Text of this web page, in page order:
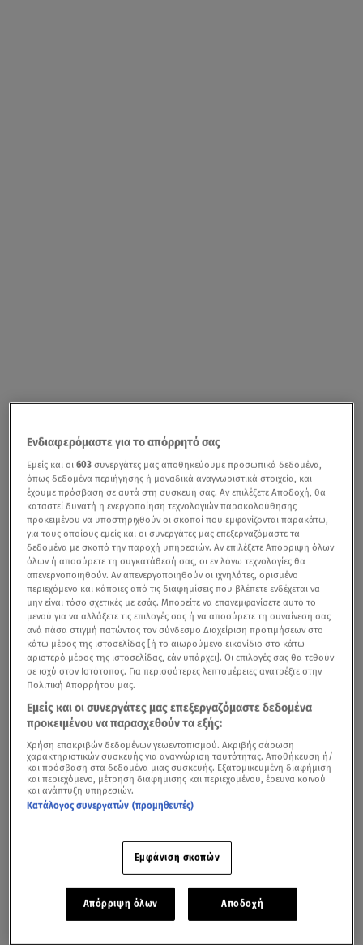
Σύμφωνα με το Εορτολόγιο
, σήμερα, Σάββατο 14 Ιουνίου,
Οσίου Νήφωνος εν Άθω.
Ο προφήτης Ελισσαίος ήταν γιος του μεγαλοκτηματία
Σαφάτ, από το χωριό Αελμούθ ή Αβελμεολά. Τον
Ενδιαφερόμαστε για το απόρρητό σας
Εμείς και οι603 συνεργάτες μας αποθηκεύουμε προσωπικά δεδομένα,
όπως δεδομένα περιήγησης ή μοναδικά αναγνωριστικά στοιχεία, και
έχουμε πρόσβαση σε αυτά στη συσκευή σας. Αν επιλέξετε Αποδοχή, θα
καταστεί δυνατή η ενεργοποίηση τεχνολογιών παρακολούθησης
προκειμένου να υποστηριχθούν οι σκοποί που εμφανίζονται παρακάτω,
για τους οποίους εμείς και οι συνεργάτες μας επεξεργαζόμαστε τα
δεδομένα με σκοπό την παροχή υπηρεσιών. Αν επιλέξετε Απόρριψη όλων
όλων ή αποσύρετε τη συγκατάθεσή σας, οι εν λόγω τεχνολογίες θα
απενεργοποιηθούν. Αν απενεργοποιηθούν οι ιχνηλάτες, ορισμένο
περιεχόμενο και κάποιες από τις διαφημίσεις που βλέπετε ενδέχεται να
μην είναι τόσο σχετικές με εσάς. Μπορείτε να επανεμφανίσετε αυτό το
μενού για να αλλάξετε τις επιλογές σας ή να αποσύρετε τη συναίνεσή σας
ανά πάσα στιγμή πατώντας τον σύνδεσμο Διαχείριση προτιμήσεων στο
κάτω μέρος της ιστοσελίδας [ή το αιωρούμενο εικονίδιο στο κάτω
αριστερό μέρος της ιστοσελίδας, εάν υπάρχει]. Οι επιλογές σας θα τεθούν
σε ισχύ στον Ιστότοπος. Για περισσότερες λεπτομέρειες ανατρέξτε στην
Πολιτική Απορρήτου μας.
Εμείς και οι συνεργάτες μας επεξεργαζόμαστε δεδομένα
προκειμένου να παρασχεθούν τα εξής:
Χρήση επακριβών δεδομένων γεωεντοπισμού. Ακριβής σάρωση
χαρακτηριστικών συσκευής για αναγνώριση ταυτότητας. Αποθήκευση ή/
και πρόσβαση στα δεδομένα μιας συσκευής. Εξατομικευμένη διαφήμιση
και περιεχόμενο, μέτρηση διαφήμισης και περιεχομένου, έρευνα κοινού
και ανάπτυξη υπηρεσιών.
Κατάλογος συνεργατών (προμηθευτές)
Εμφάνιση σκοπών
Απόρριψη όλων Αποδοχή